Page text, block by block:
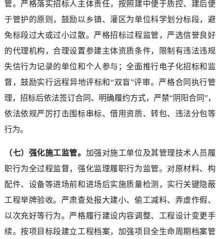
管。严格落实招标人主体责任，按照建中便于质控、建后便
于管护的原则，鼓励以乡镇、灌区为单位科学划分标段，避
免标段过大或过小过散。严格招标过程监管，严选信誉良好
的代理机构，合理设置参建主体资质条件，限制有违法违规
失信行为记录的单位和个人参与；全面推行电子化招标和监
督，鼓励实行远程异地评标和“双盲”评审。严格合同执行管
理，招标后依法签订合同、明确履约方式，严禁“阴阳合同”，
依法依规严厉打击围标串标、借用资质、转包、违法分包等
行为。
（七）强化施工监管。 加强对施工单位及其管理技术人员履
职行为全过程监督，强化监理履职行为监管。对原材料、构
配件、设备等进场前和进场后实施质量检测，实行关键隐蔽
工程举牌验收。严肃查处报大建小、偷工减料、弄虚作假、
以次充好等行为。严格履行建设内容调整、工程设计变更手
续。按项目标段建立工程档案，加强项目全生命周期档案管